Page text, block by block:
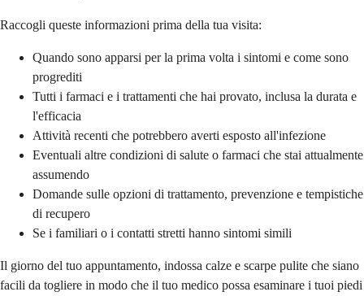
Raccogli queste informazioni prima della tua visita:
Quando sono apparsi per la prima volta i sintomi e come sono
progrediti
Tutti i farmaci e i trattamenti che hai provato, inclusa la durata e
l'efficacia
Attività recenti che potrebbero averti esposto all'infezione
Eventuali altre condizioni di salute o farmaci che stai attualmente
assumendo
Domande sulle opzioni di trattamento, prevenzione e tempistiche
di recupero
Se i familiari o i contatti stretti hanno sintomi simili
Il giorno del tuo appuntamento, indossa calze e scarpe pulite che siano
facili da togliere in modo che il tuo medico possa esaminare i tuoi piedi